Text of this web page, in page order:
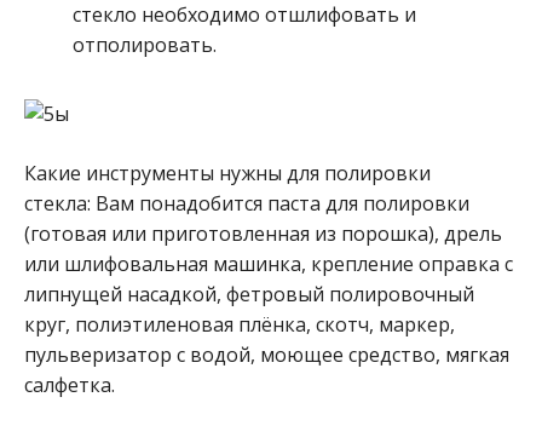
стекло необходимо отшлифовать и
отполировать.
Какие инструменты нужны для полировки
стекла: Вам понадобится паста для полировки
(готовая или приготовленная из порошка), дрель
или шлифовальная машинка, крепление оправка с
липнущей насадкой, фетровый полировочный
круг, полиэтиленовая плёнка, скотч, маркер,
пульверизатор с водой, моющее средство, мягкая
салфетка.